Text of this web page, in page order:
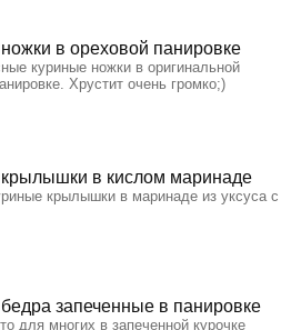
в ореховой панировке
куриные ножки в оригинальной
Хрустит очень громко;)
в кислом маринаде
крылышки в маринаде из уксуса с
запеченные в панировке
для многих в запеченной курочке